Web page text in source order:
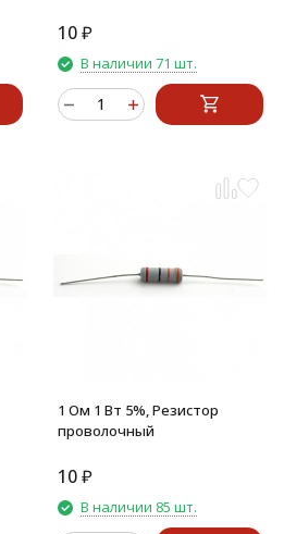
10₽
В наличии 71 шт.
1 Ом 1 Вт 5%, Резистор
проволочный
10₽
В наличии 85 шт.